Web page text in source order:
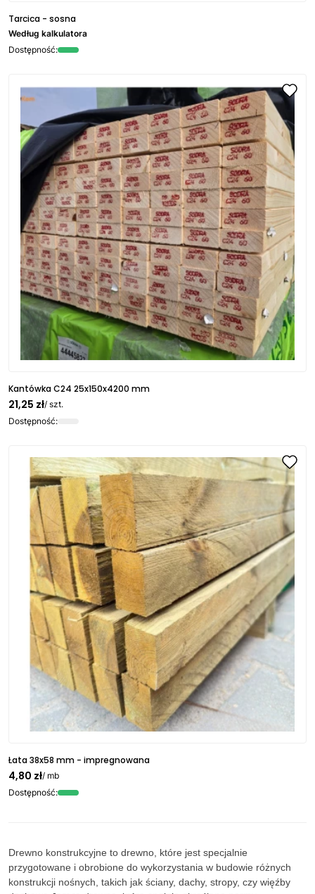
Tarcica - sosna
Według kalkulatora
Dostępność:
Kantówka C24 25x150x4200 mm
21,25 zł/ szt.
Dostępność:
Łata 38x58 mm - impregnowana
4,80 zł/ mb
Dostępność:
Drewno konstrukcyjne to drewno, które jest specjalnie
przygotowane i obrobione do wykorzystania w budowie różnych
konstrukcji nośnych, takich jak ściany, dachy, stropy, czy więźby